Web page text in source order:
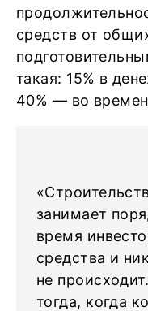
средств от
такая: 15% в
40% — во
занимает
время
средства и
не
тогда, когда